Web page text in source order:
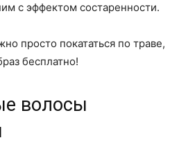
с эффектом состаренности.
просто покататься по траве,
бесплатно!
волосы